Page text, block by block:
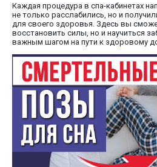
Каждая процедура в спа-кабинетах
не только расслабились, но и
для своего здоровья. Здесь вы
восстановить силы, но и научиться
важным шагом на пути к здоровому